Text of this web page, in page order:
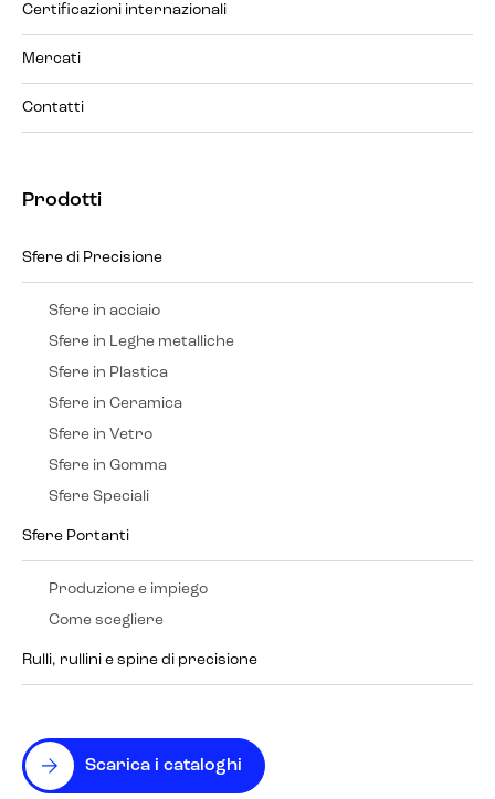
Scarica i cataloghi
Certificazioni internazionali
Mercati
Contatti
Prodotti
Sfere di Precisione
Sfere in acciaio
Sfere in Leghe metalliche
Sfere in Plastica
Sfere in Ceramica
Sfere in Vetro
Sfere in Gomma
Sfere Speciali
Sfere Portanti
Produzione e impiego
Come scegliere
Rulli, rullini e spine di precisione